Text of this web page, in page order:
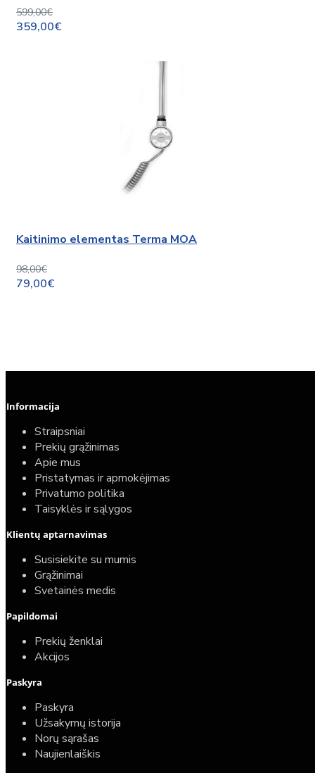
599,00€
359,00€
Kaitinimo elementas Terma MOA
98,00€
79,00€
Elektrinio gyvatuko paruošimo paslauga
40,00€
25,00€
Informacija
Straipsniai
Prekių grąžinimas
Apie mus
Pristatymas ir apmokėjimas
Privatumo politika
Taisyklės ir sąlygos
Klientų aptarnavimas
Susisiekite su mumis
Grąžinimai
Svetainės medis
Papildomai
Prekių ženklai
Akcijos
Paskyra
Paskyra
Užsakymų istorija
Norų sąrašas
Naujienlaiškis